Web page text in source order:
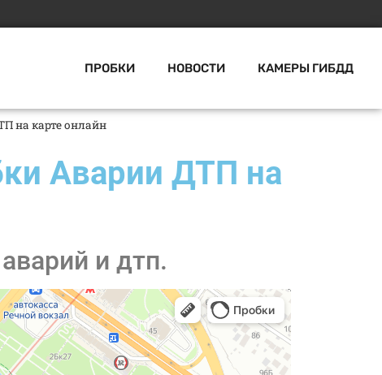
ПРОБКИ НОВОСТИ КАМЕРЫ ГИБДД
на карте онлайн
Аварии ДТП на
и дтп.